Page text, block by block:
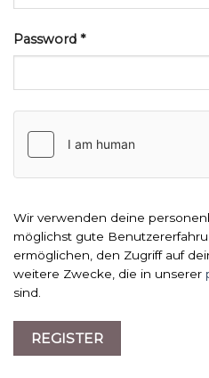
Password *
Wir verwenden deine
möglichst gute
ermöglichen, den Zugriff auf
weitere Zwecke, die in unserer
sind.
REGISTER